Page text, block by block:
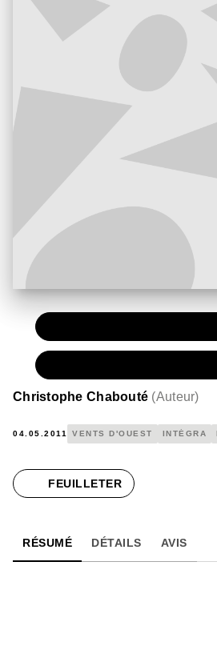
Christophe Chabouté (Auteur)
04.05.2011 VENTS D'OUEST INTÉGRA
FEUILLETER
RÉSUMÉ DÉTAILS AVIS